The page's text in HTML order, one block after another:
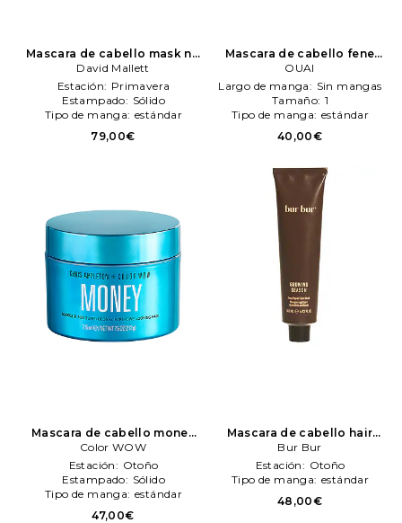
Mascara de cabello mask no
David Mallett
David Mallett
Estación: Primavera
Estampado: Sólido
Tipo de manga: estándar
79,00€
Mascara de cabello fene
medium hair en color
belleza: N/A OUAI
OUAI
Largo de manga: Sin mangas
Tamaño: 1
Tipo de manga: estándar
40,00€
Mascara de cabello money
en color belleza: N/A
WOW
Color WOW
Estación: Otoño
Estampado: Sólido
Tipo de manga: estándar
47,00€
Mascara de cabello hair
mask en color belleza: N/A
Bur Bur
Bur Bur
Estación: Otoño
Tipo de manga: estándar
48,00€